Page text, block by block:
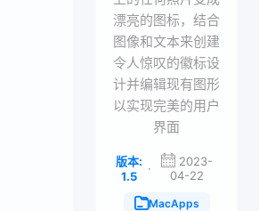
漂亮的图标，结合
图像和文本来创建
令人惊叹的徽标设
计并编辑现有图形
以实现完美的用户
界面
版本:
1.5
·
2023-
04-22
MacApps